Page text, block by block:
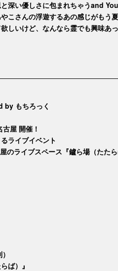
深い優しさに包まれちゃうand
こさんの浮遊するあの感じがもう
しいけど、なんなら霊でも興味あ
by もちろっく
屋 開催！
ライブイベント
のライブスペース『鑪ら場（たたら
ば）』